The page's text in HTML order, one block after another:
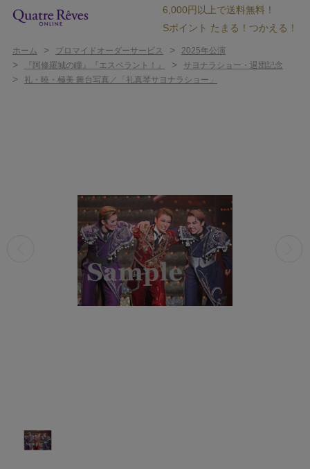
6,000円以上で送料無料！
Sポイント たまる！つかえる！
ホーム > ブロマイドオーダーサービス > 2025年公演
> 『阿修羅城の瞳』『エスペラント！』 > サヨナラショー・退団記念
> 礼・暁・極美 舞台写真／「礼真琴サヨナラショー」